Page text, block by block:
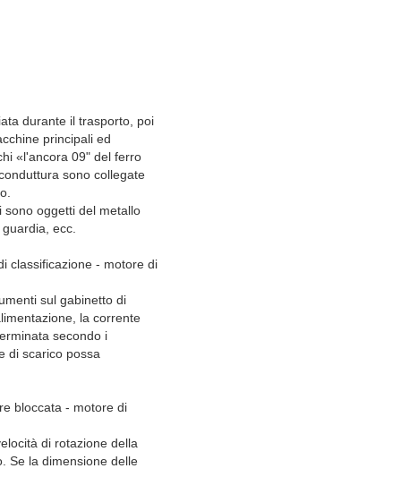
durante il trasporto, poi
principali ed
«l'ancora 09" del ferro
sono collegate
sono oggetti del metallo
ecc.
classificazione - motore di
sul gabinetto di
la corrente
secondo i
di scarico possa
bloccata - motore di
di rotazione della
Se la dimensione delle